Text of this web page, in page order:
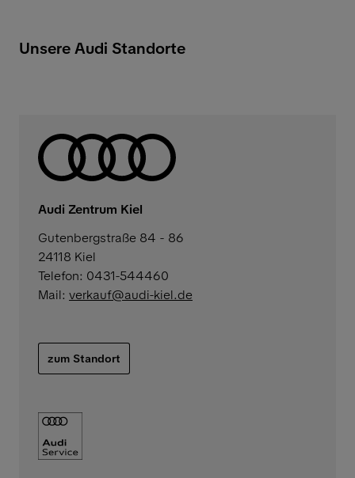
Unsere Audi Standorte
Audi Zentrum Kiel
Gutenbergstraße 84 - 86
24118 Kiel
Telefon: 0431-544460
Mail: verkauf@audi-kiel.de
zum Standort